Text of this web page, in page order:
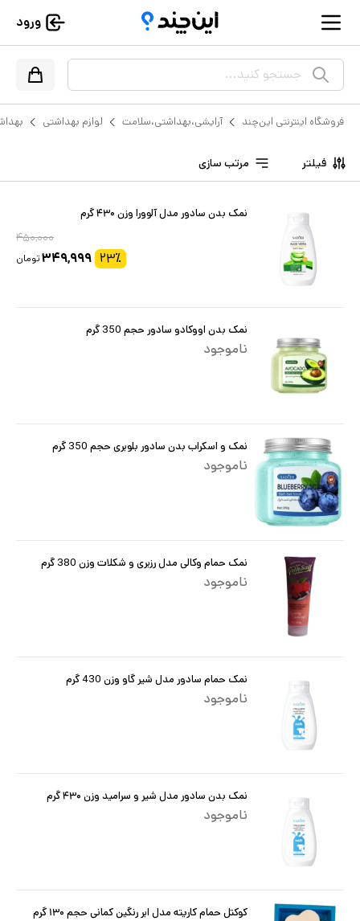
ورود
جستجو کنید...
فروشگاه اینترنتی این‌چند آرایشی،بهداشتی،سلامت لوازم بهداشتی
فیلتر مرتب سازی
نمک بدن سادور مدل آلوورا وزن ۴۳۰ گرم
۴۵۰,۰۰۰
۲۳٪ ۳۴۹,۹۹۹تومان
نمک بدن اووکادو سادور حجم 350 گرم
ناموجود
نمک و‌ اسکراب بدن سادور بلوبری حجم 350 گرم
ناموجود
نمک حمام وکالی مدل رزبری و شکلات وزن 380 گرم
ناموجود
نمک حمام سادور مدل شیر گاو وزن 430 گرم
ناموجود
نمک بدن سادور مدل شیر و سرامید وزن ۴۳۰ گرم
ناموجود
کوکتل حمام کاریته مدل ابر رنگین کمانی حجم ۱۳۰ گرم